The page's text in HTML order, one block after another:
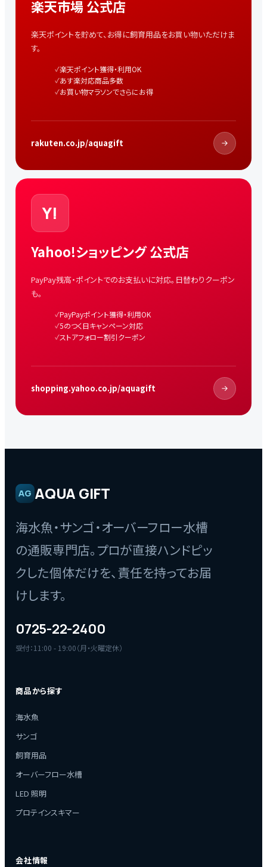
楽天市場 公式店
楽天ポイントを貯めて、お得に飼育用品をお買い物いただけま
す。
楽天ポイント獲得・利用OK
あす楽対応商品多数
お買い物マラソンでさらにお得
rakuten.co.jp/aquagift
Y!
Yahoo!ショッピング 公式店
PayPay残高・ポイントでのお支払いに対応。日替わりクーポン
も。
PayPayポイント獲得・利用OK
5のつく日キャンペーン対応
ストアフォロー割引クーポン
shopping.yahoo.co.jp/aquagift
AG AQUA GIFT
海水魚・サンゴ・オーバーフロー水槽
の通販専門店。プロが直接ハンドピッ
クした個体だけを、責任を持ってお届
けします。
0725-22-2400
受付：11:00 - 19:00（月・火曜定休）
商品から探す
海水魚
サンゴ
飼育用品
オーバーフロー水槽
LED 照明
プロテインスキマー
会社情報